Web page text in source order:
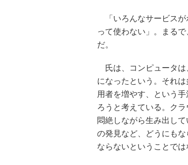
「いろんなサービスが
って使わない」。まる
だ。
氏は、コンピュータは
になったという。それ
用者を増やす、という
ろうと考えている。ク
悶絶しながら生み出し
の発見など、どうにも
ならないということでは